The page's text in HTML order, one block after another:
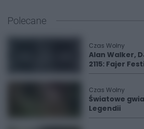
Polecane
Czas Wolny
Alan Walker,
2115: Fajer
Czas Wolny
Światowe
Legendii